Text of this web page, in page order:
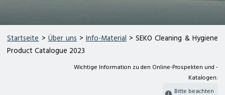
Startseite > Über uns >Info-Material > SEKO Cleaning & Hygiene
Product Catalogue 2023
Wichtige Information zu den Online-Prospekten und -
Katalogen:
Bitte beachten